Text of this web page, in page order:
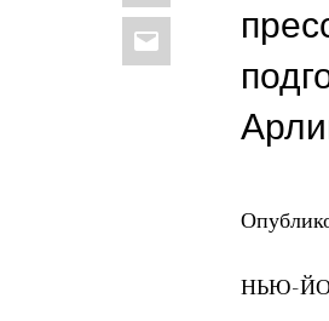
Email
НЬЮ-